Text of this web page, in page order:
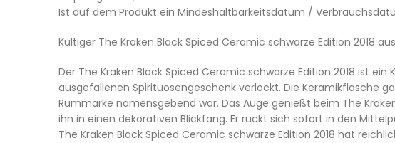
Ist auf dem Produkt ein Mindeshaltbarkeitsdatum /
Kultiger The Kraken Black Spiced Ceramic schwarze Edition 2018
Der The Kraken Black Spiced Ceramic schwarze Edition 2018 ist
ausgefallenen Spirituosengeschenk verlockt. Die Keramikflasche
Rummarke namensgebend war. Das Auge genießt beim The
ihn in einen dekorativen Blickfang. Er rückt sich sofort in den
The Kraken Black Spiced Ceramic schwarze Edition 2018 hat